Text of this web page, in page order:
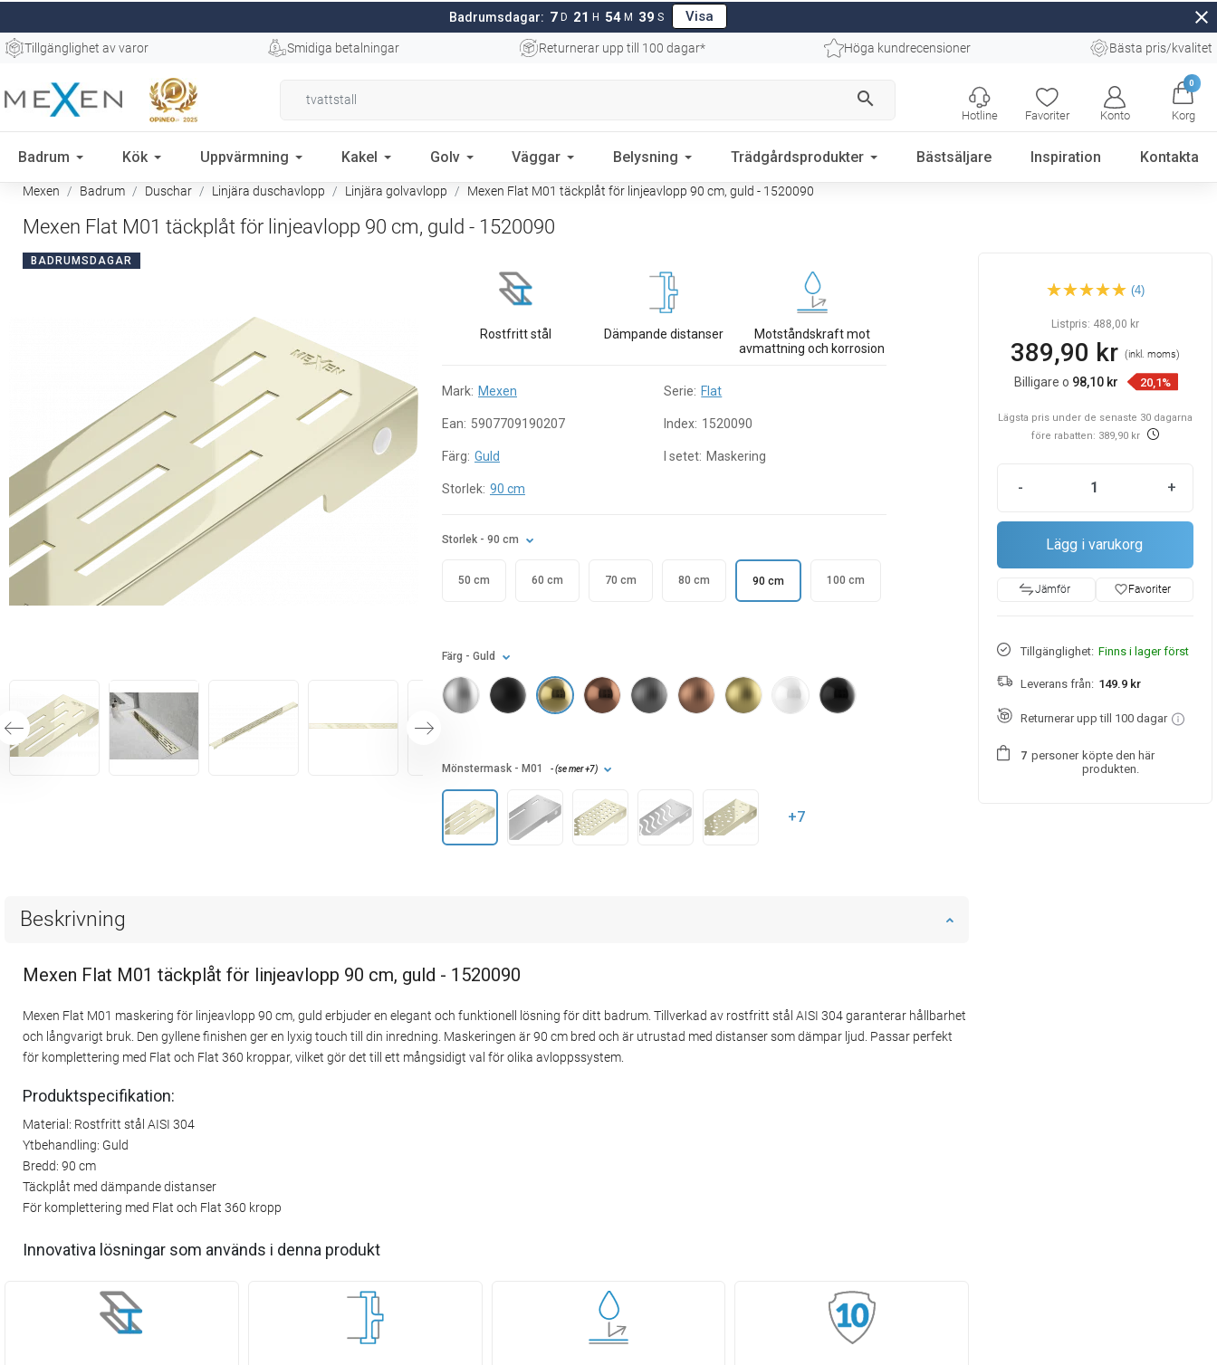
Badrumsdagar: 7 D 21 H 54 M 38 S Visa close
Tillgänglighet av varor Smidiga betalningar Returnerar upp till 100 dagar* Höga kundrecensioner Bästa pris/kvalitet
search
Favoriter Konto
0
Korg
Hotline
Badrum Kök Uppvärmning Kakel Golv Väggar Belysning Trädgårdsprodukter Bästsäljare Inspiration Kontakta
Mexen Badrum Duschar Linjära duschavlopp Linjära golvavlopp Mexen Flat M01 täckplåt för linjeavlopp 90 cm, guld - 1520090
Mexen Flat M01 täckplåt för linjeavlopp 90 cm, guld - 1520090
BADRUMSDAGAR
Rostfritt stål Dämpande distanser
Motståndskraft mot
avmattning och korrosion
Mark: Mexen Serie: Flat
Ean: 5907709190207 Index: 1520090
Färg: Guld I setet: Maskering
Storlek: 90 cm
Storlek - 90 cm
50 cm 60 cm 70 cm 80 cm 90 cm 100 cm
Färg - Guld
Mönstermask - M01 - (se mer+7)
+7
Beskrivning
Mexen Flat M01 täckplåt för linjeavlopp 90 cm, guld - 1520090
Mexen Flat M01 maskering för linjeavlopp 90 cm, guld erbjuder en elegant och funktionell lösning för ditt badrum. Tillverkad av rostfritt stål AISI 304 garanterar hållbarhet
och långvarigt bruk. Den gyllene finishen ger en lyxig touch till din inredning. Maskeringen är 90 cm bred och är utrustad med distanser som dämpar ljud. Passar perfekt
för komplettering med Flat och Flat 360 kroppar, vilket gör det till ett mångsidigt val för olika avloppssystem.
Produktspecifikation:
Material: Rostfritt stål AISI 304
Ytbehandling: Guld
Bredd: 90 cm
Täckplåt med dämpande distanser
För komplettering med Flat och Flat 360 kropp
Innovativa lösningar som används i denna produkt
linjeavlopp 90 cm, guld -
(4)
Listpris: 488,00 kr
389,90 kr(inkl. moms)
Billigare o 98,10 kr 20,1%
Lägsta pris under de senaste 30 dagarna
före rabatten: 389,90 kr
- +
Lägg i varukorg
Jämför favorite_borderFavoriter
Tillgänglighet: Finns i lager först
Leverans från: 149.9 kr
Returnerar upp till 100 dagar
7 personer köpte den här
produkten.